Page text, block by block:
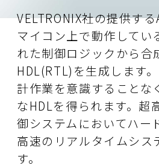
VELTRONIX社の提供す
マイコン上で動作してい
れた制御ロジックから合
HDL(RTL)を生成します
計作業を意識することな
なHDLを得られます。超
御システムにおいてハー
高速のリアルタイムシス
す。